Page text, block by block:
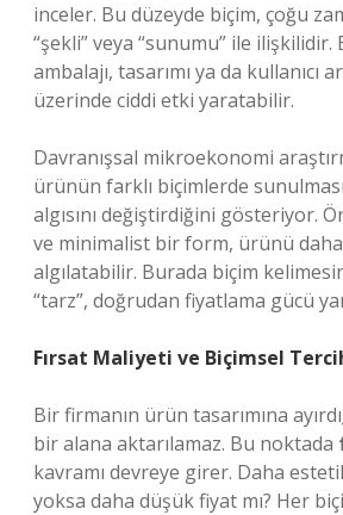
inceler. Bu düzeyde biçim, çoğu
“şekli” veya “sunumu” ile
ambalajı, tasarımı ya da kullanıcı
üzerinde ciddi etki yaratabilir.
Davranışsal mikroekonomi
ürünün farklı biçimlerde
algısını değiştirdiğini gösteriyor.
ve minimalist bir form, ürünü
algılatabilir. Burada biçim
“tarz”, doğrudan fiyatlama gücü
Fırsat Maliyeti ve Biçimsel
Bir firmanın ürün tasarımına
bir alana aktarılamaz. Bu noktada
kavramı devreye girer. Daha
yoksa daha düşük fiyat mı? Her